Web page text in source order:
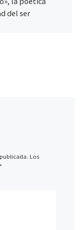
del ser
Los
*